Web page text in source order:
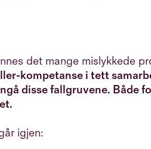
det mange mislykkede
kompetanse i tett
disse fallgruvene. Både
igjen: